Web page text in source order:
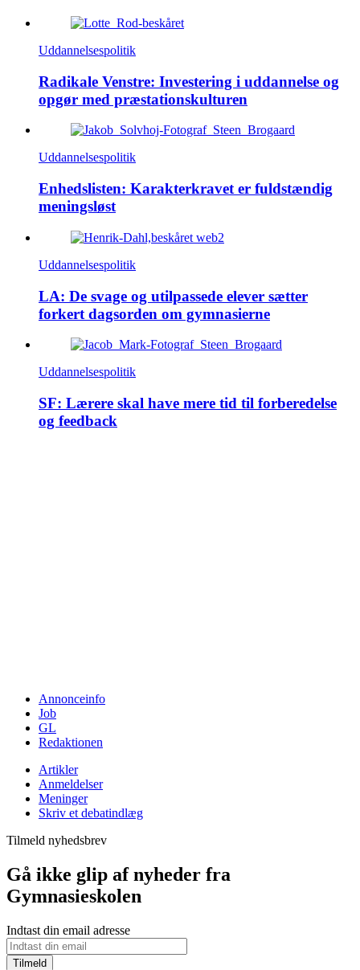
Uddannelsespolitik
Radikale Venstre: Investering i uddannelse og
opgør med præstationskulturen
Uddannelsespolitik
Enhedslisten: Karakterkravet er fuldstændig
meningsløst
Uddannelsespolitik
LA: De svage og utilpassede elever sætter
forkert dagsorden om gymnasierne
Uddannelsespolitik
SF: Lærere skal have mere tid til forberedelse
og feedback
Annonceinfo
Job
GL
Redaktionen
Artikler
Anmeldelser
Meninger
Skriv et debatindlæg
Tilmeld nyhedsbrev
Gå ikke glip af nyheder fra
Gymnasieskolen
Indtast din email adresse
Tilmeld